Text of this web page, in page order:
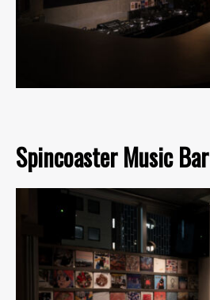
Spincoaster Music